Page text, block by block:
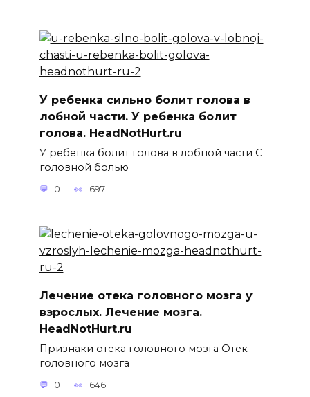
У ребенка сильно болит голова в
лобной части. У ребенка болит
голова. HeadNotHurt.ru
У ребенка болит голова в лобной части С
головной болью
0 697
Лечение отека головного мозга у
взрослых. Лечение мозга.
HeadNotHurt.ru
Признаки отека головного мозга Отек
головного мозга
0 646